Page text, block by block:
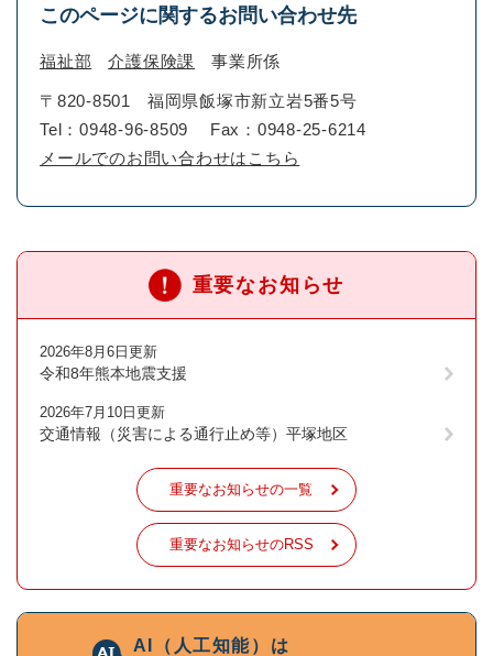
このページに関するお問い合わせ先
福祉部 介護保険課 事業所係
〒820-8501
福岡県飯塚市新立岩5番5号
Tel：0948-96-8509
Fax：0948-25-6214
メールでのお問い合わせはこちら
重要なお知らせ
2026年8月6日更新
令和8年熊本地震支援
2026年7月10日更新
交通情報（災害による通行止め等）平塚地区
重要なお知らせの一覧
重要なお知らせのRSS
AI（人工知能）は